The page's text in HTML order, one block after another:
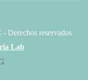
Derechos reservados
Lab